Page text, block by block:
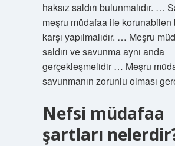
haksız saldırı bulunmalıdır. …
meşru müdafaa ile korunabilen
karşı yapılmalıdır. … Meşru
saldırı ve savunma aynı anda
gerçekleşmelidir … Meşru
savunmanın zorunlu olması
Nefsi müdafaa
şartları